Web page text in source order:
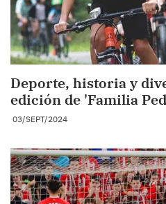
Deporte, historia y
edición de 'Familia
03/SEPT/2024